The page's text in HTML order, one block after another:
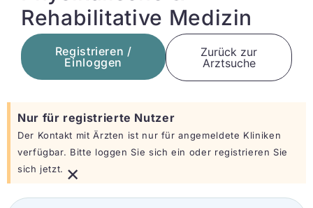
Rehabilitative Medizin
Registrieren /
Einloggen
Zurück zur
Arztsuche
Nur für registrierte Nutzer
Der Kontakt mit Ärzten ist nur für angemeldete Kliniken
verfügbar. Bitte loggen Sie sich ein oder registrieren Sie
sich jetzt. ×